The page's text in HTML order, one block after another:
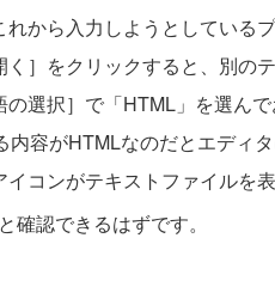
から入力しようとしている
］をクリックすると、別の
選択］で「HTML」を選ん
内容がHTMLなのだとエディ
コンがテキストファイルを
確認できるはずです。